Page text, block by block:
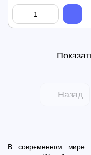
Назад
В современном мире